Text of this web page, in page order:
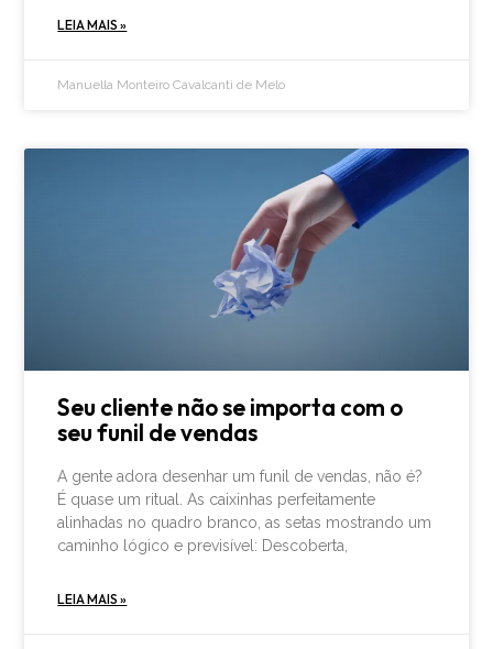
LEIA MAIS »
Manuella Monteiro Cavalcanti de Melo
Seu cliente não se importa com o
seu funil de vendas
A gente adora desenhar um funil de vendas, não é?
É quase um ritual. As caixinhas perfeitamente
alinhadas no quadro branco, as setas mostrando um
caminho lógico e previsível: Descoberta,
LEIA MAIS »